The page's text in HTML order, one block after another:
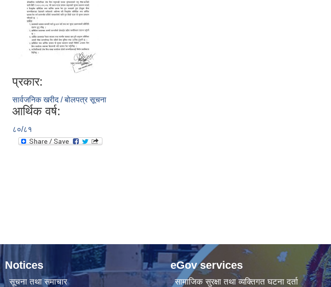
प्रकार:
सार्वजनिक खरीद / बोलपत्र सूचना
आर्थिक वर्ष:
८०/८१
Notices
सूचना तथा समाचार
eGov services
सामाजिक सुरक्षा तथा व्यक्तिगत घटना दर्ता